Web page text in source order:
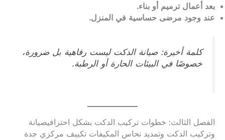
بعد أعمال ترميم أو بناء.
عند وجود مرضى حساسية في المنزل.
كلمة أخيرة: صيانة الدكت ليست رفاهية بل ضرورة،
خصوصًا في البيئات الحارة أو الرطبة.
الفصل الثالث: خطوات تركيب الدكت بشكل احترافيصيانة
وتركيب الدكت وتمديد نحاس المكيفات تكييف مركزي جدة